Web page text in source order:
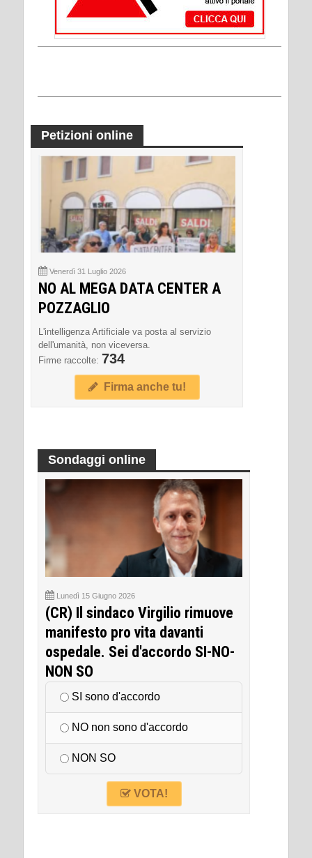
Petizioni online
Venerdì 31 Luglio 2026
NO AL MEGA DATA CENTER A
POZZAGLIO
L'intelligenza Artificiale va posta al servizio
dell'umanità, non viceversa.
Firme raccolte: 734
Firma anche tu!
Sondaggi online
Lunedì 15 Giugno 2026
(CR) Il sindaco Virgilio rimuove
manifesto pro vita davanti
ospedale. Sei d'accordo SI-NO-
NON SO
SI sono d'accordo
NO non sono d'accordo
NON SO
VOTA!